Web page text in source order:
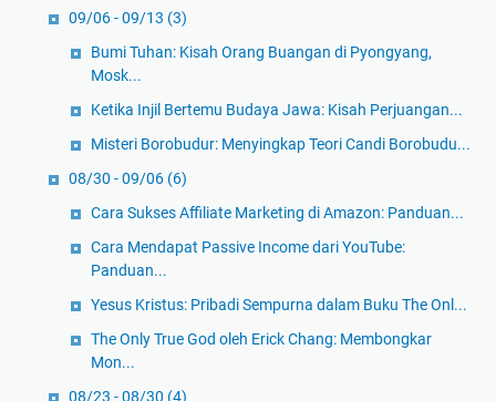
09/06 - 09/13 (3)
Bumi Tuhan: Kisah Orang Buangan di Pyongyang,
Mosk...
Ketika Injil Bertemu Budaya Jawa: Kisah Perjuangan...
Misteri Borobudur: Menyingkap Teori Candi Borobudu...
08/30 - 09/06 (6)
Cara Sukses Affiliate Marketing di Amazon: Panduan...
Cara Mendapat Passive Income dari YouTube:
Panduan...
Yesus Kristus: Pribadi Sempurna dalam Buku The Onl...
The Only True God oleh Erick Chang: Membongkar
Mon...
08/23 - 08/30 (4)